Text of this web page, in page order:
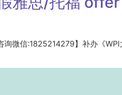
微信:1825214279】补办《WPI